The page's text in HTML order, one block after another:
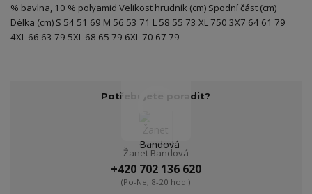
% bavlna, 10 % polyamid Velikost hrudník (cm) Spodní část (cm)
Délka (cm) S 54 51 69 M 56 53 71 L 58 55 73 XL 750 3X7 64 61 79
4XL 66 63 79 5XL 68 65 79 6XL 70 67 79
Potřebujete poradit?
Žanet Bandová
+420 702 136 620
(Po-Ne, 8-20 hod.)